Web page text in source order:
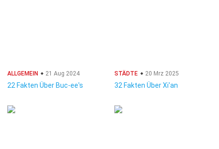
ALLGEMEIN 21 Aug 2024
22 Fakten Über Buc-ee's
STÄDTE 20 Mrz 2025
32 Fakten Über Xi'an